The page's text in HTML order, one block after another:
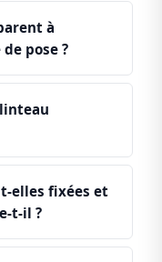
à
pose ?
linteau
elles fixées et
t-il ?